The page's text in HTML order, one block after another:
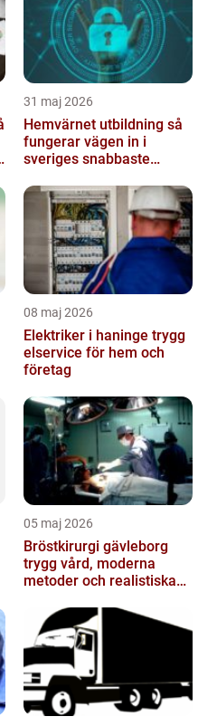
31 maj 2026
Hemvärnet utbildning så
fungerar vägen in i
sveriges snabbaste
08 maj 2026
Elektriker i haninge trygg
elservice för hem och
företag
05 maj 2026
Bröstkirurgi gävleborg
trygg vård, moderna
metoder och realistiska